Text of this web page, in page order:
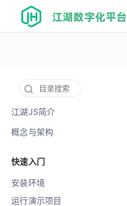
江湖数字化平台
目录搜索
江湖JS简介
概念与架构
快速入门
安装环境
运行演示项目